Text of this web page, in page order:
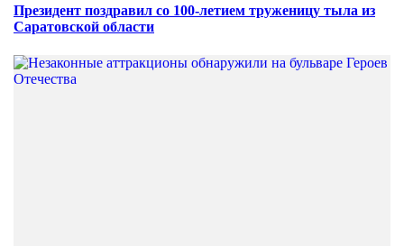
Президент поздравил со 100-летием труженицу тыла из
Саратовской области